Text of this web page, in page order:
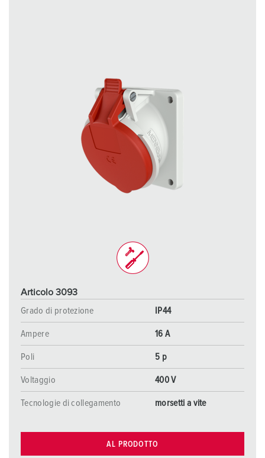
Articolo 3093
Grado di protezione
IP44
Ampere 16 A
Poli 5 p
Voltaggio 400 V
Tecnologie di collegamento morsetti a vite
AL PRODOTTO